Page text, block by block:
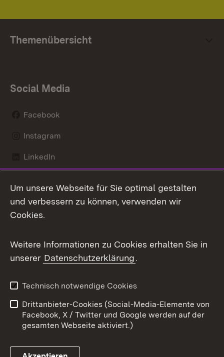
Themenübersicht
Social Media
Facebook
Instagram
LinkedIn
X / Twitter
Youtube
Kontakt
Datenschutz
Barrierefreiheit
Impressum
Cookies
Um unsere Webseite für Sie optimal gestalten
und verbessern zu können, verwenden wir
Cookies.
Weitere Informationen zu Cookies erhalten Sie in
unserer Datenschutzerklärung.
Technisch notwendige Cookies
Drittanbieter-Cookies (Social-Media-Elemente von
Facebook, X / Twitter und Google werden auf der
gesamten Webseite aktiviert.)